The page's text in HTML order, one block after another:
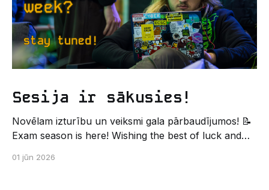
Sesija ir sākusies!
Novēlam izturību un veiksmi gala pārbaudījumos! 📝
Exam season is here! Wishing the best of luck and
pašpārvaldes komunikācijas virziens
01 jūn 2026